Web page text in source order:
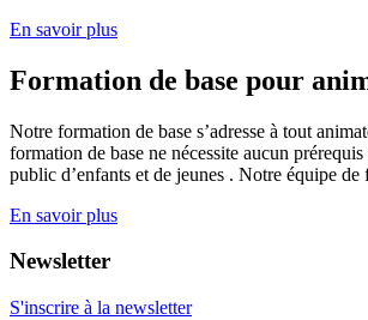
En savoir plus
Formation de base pour
Notre formation de base s’adresse à tout
formation de base ne nécessite aucun
public d’enfants et de jeunes . Notre équipe
En savoir plus
Newsletter
S'inscrire à la newsletter